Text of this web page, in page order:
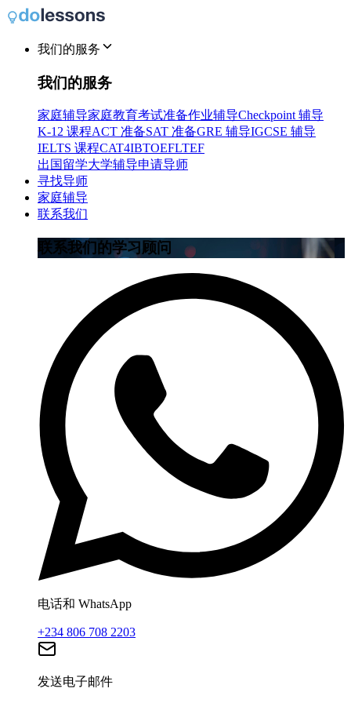
我们的服务
我们的服务
家庭辅导家庭教育考试准备作业辅导Checkpoint 辅导
K-12 课程ACT 准备SAT 准备GRE 辅导IGCSE 辅导
IELTS 课程CAT4IBTOEFLTEF
出国留学大学辅导申请导师
寻找导师
家庭辅导
联系我们
联系我们的学习顾问
电话和 WhatsApp
+234 806 708 2203
发送电子邮件